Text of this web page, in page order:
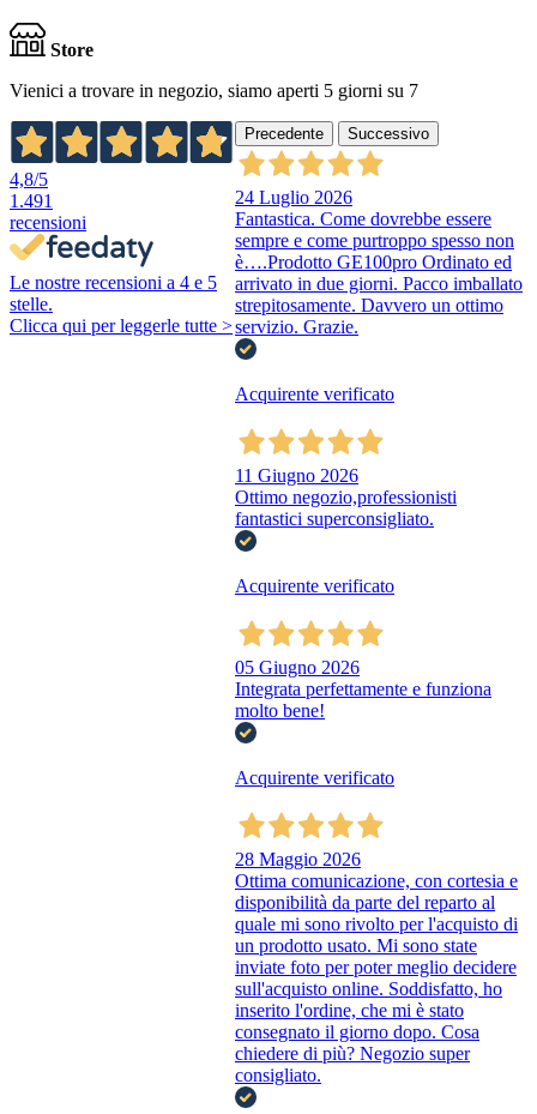
Store
Vienici a trovare in negozio, siamo aperti 5 giorni su 7
4,8/5
1.491
recensioni
Le nostre recensioni a 4 e 5
stelle.
Clicca qui per leggerle tutte >
Precedente Successivo
24 Luglio 2026
Fantastica. Come dovrebbe essere
sempre e come purtroppo spesso non
è….Prodotto GE100pro Ordinato ed
arrivato in due giorni. Pacco imballato
strepitosamente. Davvero un ottimo
servizio. Grazie.
Acquirente verificato
11 Giugno 2026
Ottimo negozio,professionisti
fantastici superconsigliato.
Acquirente verificato
05 Giugno 2026
Integrata perfettamente e funziona
molto bene!
Acquirente verificato
28 Maggio 2026
Ottima comunicazione, con cortesia e
disponibilità da parte del reparto al
quale mi sono rivolto per l'acquisto di
un prodotto usato. Mi sono state
inviate foto per poter meglio decidere
sull'acquisto online. Soddisfatto, ho
inserito l'ordine, che mi è stato
consegnato il giorno dopo. Cosa
chiedere di più? Negozio super
consigliato.